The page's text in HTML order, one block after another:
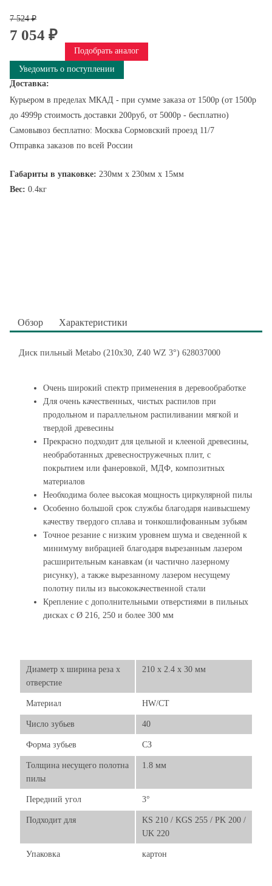
7 524 ₽
7 054 ₽
Подобрать аналог
Уведомить о поступлении
Доставка:
Курьером в пределах МКАД - при сумме заказа от 1500р (от 1500р
до 4999р стоимость доставки 200руб, от 5000р - бесплатно)
Самовывоз бесплатно: Москва Сормовский проезд 11/7
Отправка заказов по всей России
Габариты в упаковке: 230мм x 230мм x 15мм
Вес: 0.4кг
Обзор Характеристики
Диск пильный Metabo (210x30, Z40 WZ 3°) 628037000
Очень широкий спектр применения в деревообработке
Для очень качественных, чистых распилов при
продольном и параллельном распиливании мягкой и
твердой древесины
Прекрасно подходит для цельной и клееной древесины,
необработанных древесностружечных плит, с
покрытием или фанеровкой, МДФ, композитных
материалов
Необходима более высокая мощность циркулярной пилы
Особенно большой срок службы благодаря наивысшему
качеству твердого сплава и тонкошлифованным зубьям
Точное резание с низким уровнем шума и сведенной к
минимуму вибрацией благодаря вырезанным лазером
расширительным канавкам (и частично лазерному
рисунку), а также вырезанному лазером несущему
полотну пилы из высококачественной стали
Крепление с дополнительными отверстиями в пильных
дисках с Ø 216, 250 и более 300 мм
Диаметр х ширина реза х
отверстие
210 x 2.4 x 30 мм
Материал HW/CT
Число зубьев 40
Форма зубьев СЗ
Толщина несущего полотна
пилы
1.8 мм
Передний угол 3°
Подходит для
KS 210 / KGS 255 / PK 200 /
UK 220
Упаковка картон